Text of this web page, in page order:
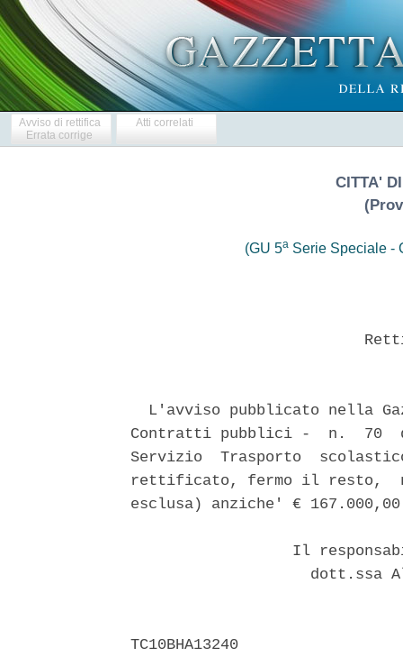
Avviso di rettifica
Errata corrige
Atti correlati
CITTA'
(GU 5a Serie Speciale -
L'avviso pubblicato nella
Contratti pubblici -  n.  70
Servizio  Trasporto
rettificato, fermo il resto,
esclusa) anziche' €
Il
dott.ssa